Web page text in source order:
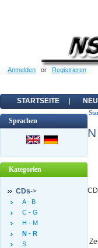
Anmelden or Registrieren
STARTSEITE
Sprachen
Kategorien
CDs->
A - B
C - G
H - M
N - R
S